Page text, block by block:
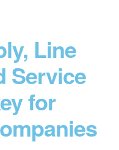
Line
Service
for